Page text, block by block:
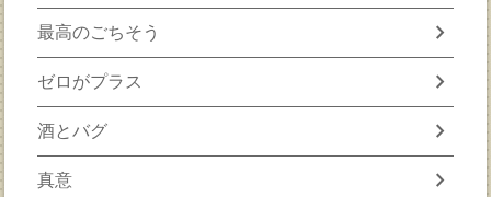
最高のごちそう chevron_right
ゼロがプラス chevron_right
酒とバグ chevron_right
真意 chevron_right